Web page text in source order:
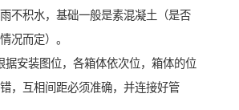
不积水，基础一般是素混凝土（是否
况而定）。
安装图位，各箱体依次位，箱体的位
，互相间距必须准确，并连接好管